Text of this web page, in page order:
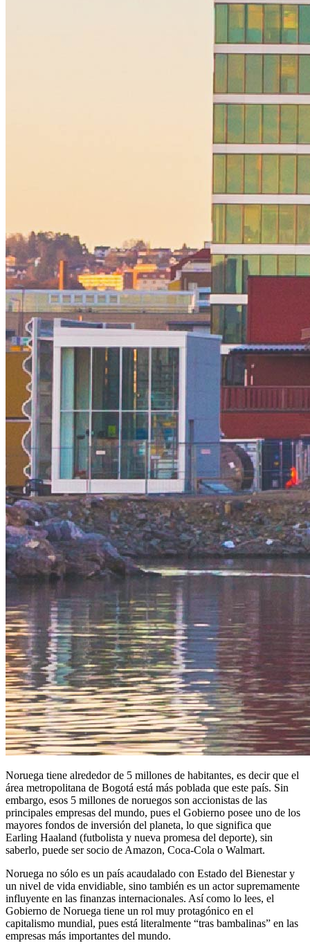
Noruega tiene alrededor de 5 millones de habitantes, es decir que el
área metropolitana de Bogotá está más poblada que este país. Sin
embargo, esos 5 millones de noruegos son accionistas de las
principales empresas del mundo, pues el Gobierno posee uno de los
mayores fondos de inversión del planeta, lo que significa que
Earling Haaland (futbolista y nueva promesa del deporte), sin
saberlo, puede ser socio de Amazon, Coca-Cola o Walmart.
Noruega no sólo es un país acaudalado con Estado del Bienestar y
un nivel de vida envidiable, sino también es un actor supremamente
influyente en las finanzas internacionales. Así como lo lees, el
Gobierno de Noruega tiene un rol muy protagónico en el
capitalismo mundial, pues está literalmente “tras bambalinas” en las
empresas más importantes del mundo.